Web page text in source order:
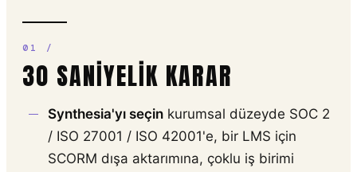
30 SANIYELIK KARAR
Synthesia'yı seçin kurumsal düzeyde SOC 2
/ ISO 27001 / ISO 42001'e, bir LMS için
SCORM dışa aktarımına, çoklu iş birimi